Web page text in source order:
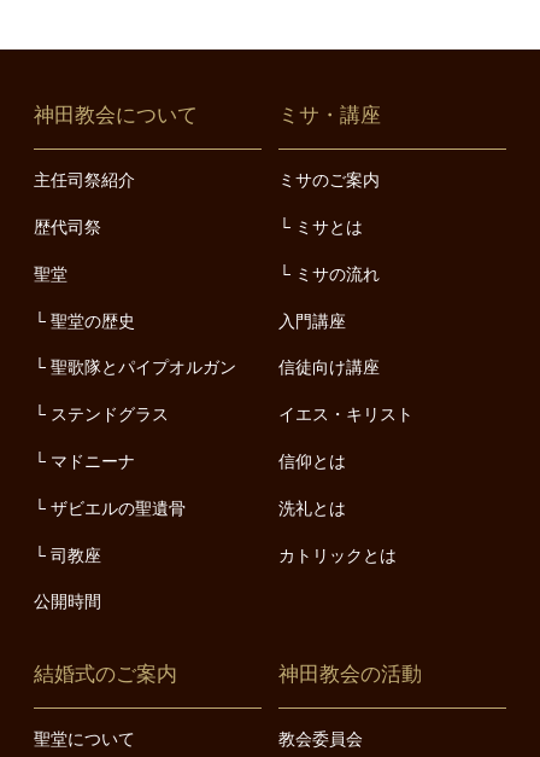
神田教会について
主任司祭紹介
歴代司祭
聖堂
聖堂の歴史
聖歌隊とパイプオルガン
ステンドグラス
マドニーナ
ザビエルの聖遺骨
司教座
公開時間
ミサ・講座
ミサのご案内
ミサとは
ミサの流れ
入門講座
信徒向け講座
イエス・キリスト
信仰とは
洗礼とは
カトリックとは
結婚式のご案内
聖堂について
神田教会の活動
教会委員会